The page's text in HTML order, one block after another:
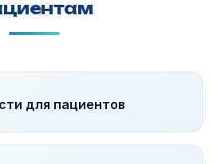
для пациентов